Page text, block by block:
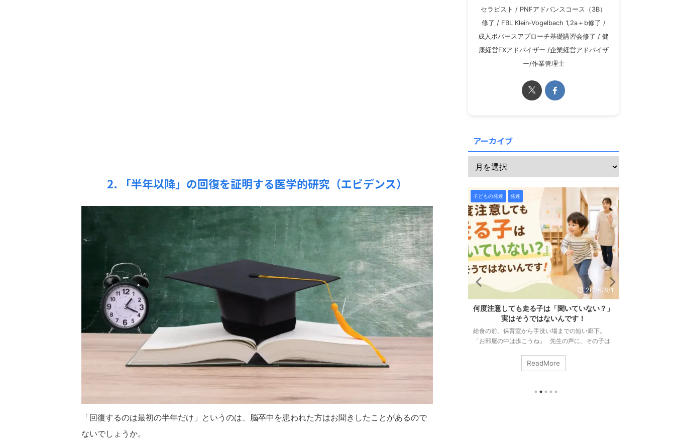
2. 「半年以降」の回復を証明する医学的研究（エビデンス）
「回復するのは最初の半年だけ」というのは、脳卒中を患われた方はお聞きしたことがあるので
ないでしょうか。
セラピスト / PNFアドバンスコース（3B）
修了 / FBL Klein-Vogelbach 1,2a＋b修了 /
成人ボバースアプローチ基礎講習会修了 / 健
康経営EXアドバイザー /企業経営アドバイザ
ー/作業管理士
アーカイブ
2026/7/23
どもが連続ジャンプできないのはなぜ？発
達の仕組みを解説！
両足をそろえて、その場でぴょんぴょん跳ぶ」。
見えます。走るより簡単そうだし、ボールを投げ
より地味な動きと思われ鵜かもしれません。 ま
足で地面を離れる、空中でカラダを保つ ...
2026/8/6
「集中できない」「すぐに離席する」子ども
をどうするか？その背景にあるものを考える
活動の途中で集中が切れてしまうお子さん。 座って
もすぐに立ち歩いてしまう子ども。 名前を呼んでも
振り向かない子ども。 こうした様子には、「注意」
という脳の働きが密接に関わっている可能性があり
ます。 注意は「集中力」という言葉でひとくくり
重なって成り立っています。 そして、順番を待
つ、思わず出そうになる手をこらえるといった「止
す。 園や事業所への訪問でも、この「落ち着かな
ReadMore
2026/8/1
何度注意しても走る子は「聞いていない？」
実はそうではないんです！
給食の前、保育室から手洗い場までの短い廊下。
「お部屋の中は歩こうね」 先生の声に、その子は
ぴたりと止まります。振り返って、こくんとうなず
いて、ゆっくり歩き出す。ちゃんと伝わった次の瞬
間には、もう走っている。 この場面は、３歳のク
ラスでも、五歳のクラスでも、まったく同じように
言ったら分かるの」。そう感じるのは、当たり前の
うお子さんの頭の中がどうなっているのか？ ...
ReadMore
子どもの発達 発達障害
2026/7/28
「リズム感がない」のは生まれつき？必要な
力と大人ができる関わり方
「リズム感がある」って、どんな状態のことだと思
いますか。 音楽に合わせて踊れること。手拍子が
す。 でも、こうして並べてみると気づきます。ダ
ンスも手拍子も縄跳びも、動きはまるで違うのに、
る。 つまりリズム感とは、ひとつの決まった技術
ReadMore